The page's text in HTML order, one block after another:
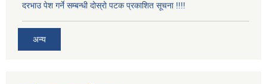
दरभाउ पेश गर्ने सम्बन्धी दोस्रो पटक प्रकाशित सूचना !!!!
अन्य